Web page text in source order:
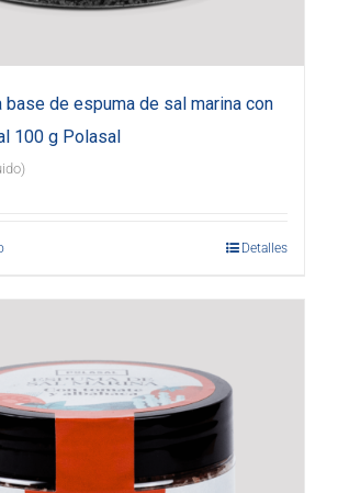
base de espuma de sal marina con
100 g Polasal
Detalles